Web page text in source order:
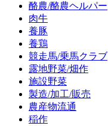
酪農/酪農ヘルパー
肉牛
養豚
養鶏
競走馬/乗馬クラブ
露地野菜/畑作
施設野菜
製造/加工/販売
農産物流通
稲作